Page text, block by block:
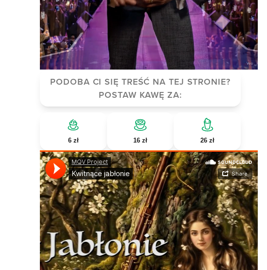
PODOBA CI SIĘ TREŚĆ NA TEJ STRONIE?
POSTAW KAWĘ ZA:
6 zł 16 zł 26 zł